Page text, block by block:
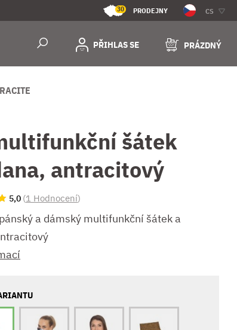
30 PRODEJNY CS
PŘIHLAS SE PRÁZDNÝ
šátek
antracitový
5,0 (1 Hodnocení)
a dámský multifunkční šátek a